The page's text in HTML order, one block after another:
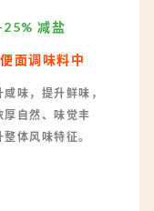
25% 减盐
面调味料中
味，提升鲜味，
厚自然、味觉丰
体风味特征。